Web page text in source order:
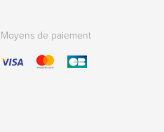
Moyens de paiement